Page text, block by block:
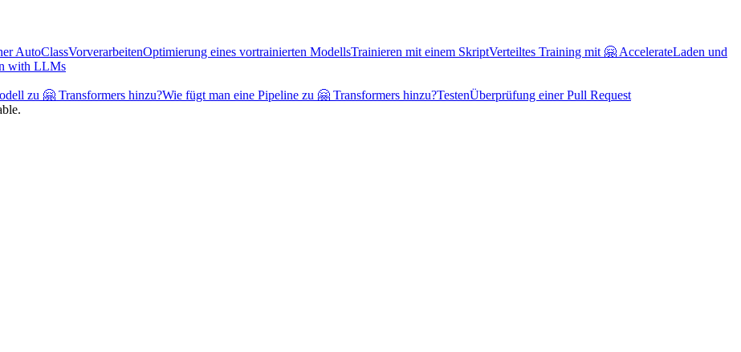
AutoClassVorverarbeitenOptimierung eines vortrainierten ModellsTrainieren mit einem SkriptVerteiltes Training mit 🤗 AccelerateLaden und
with LLMs
zu 🤗 Transformers hinzu?Wie fügt man eine Pipeline zu 🤗 Transformers hinzu?TestenÜberprüfung einer Pull Request